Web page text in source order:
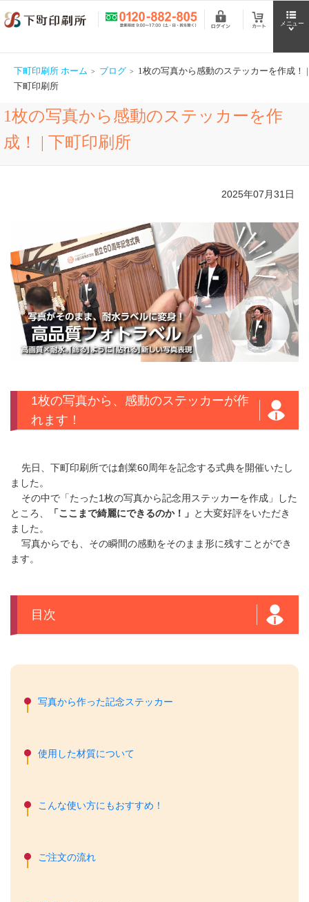
下町印刷所 ホーム ブログ
1枚の写真から感動のステッカーを作成！ |
下町印刷所
1枚の写真から感動のステッカーを作
成！ | 下町印刷所
2025年07月31日
1枚の写真から、感動のステッカーが作
れます！
先日、下町印刷所では創業60周年を記念する式典を開催いたし
ました。
その中で「たった1枚の写真から記念用ステッカーを作成」した
ところ、
「ここまで綺麗にできるのか！」 と大変好評をいただき
ました。
写真からでも、その瞬間の感動をそのまま形に残すことができ
ます。
目次
写真から作った記念ステッカー
使用した材質について
こんな使い方にもおすすめ！
ご注文の流れ